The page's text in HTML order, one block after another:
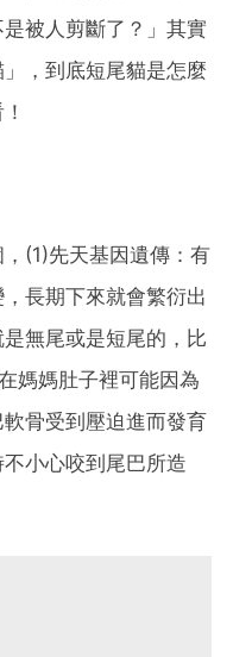
是被人剪斷了？」其實
，到底短尾貓是怎麼
(1)先天基因遺傳：有
長期下來就會繁衍出
無尾或是短尾的，比
媽媽肚子裡可能因為
骨受到壓迫進而發育
小心咬到尾巴所造